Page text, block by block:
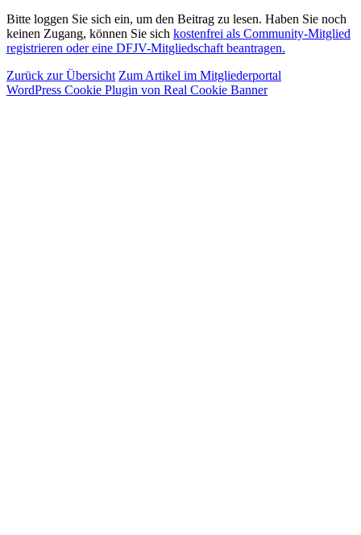
Bitte loggen Sie sich ein, um den Beitrag zu lesen. Haben Sie noch
keinen Zugang, können Sie sich kostenfrei als Community-Mitglied
registrieren oder eine DFJV-Mitgliedschaft beantragen.
Zurück zur Übersicht Zum Artikel im Mitgliederportal
WordPress Cookie Plugin von Real Cookie Banner